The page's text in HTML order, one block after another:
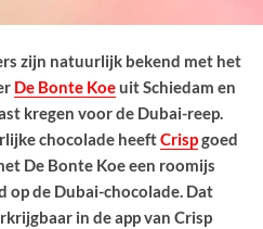
zijn natuurlijk bekend met het
De Bonte Koeuit Schiedam en
kregen voor de Dubai-reep.
chocolade heeftCrispgoed
De Bonte Koe een roomijs
op de Dubai-chocolade. Dat
in de app van Crisp